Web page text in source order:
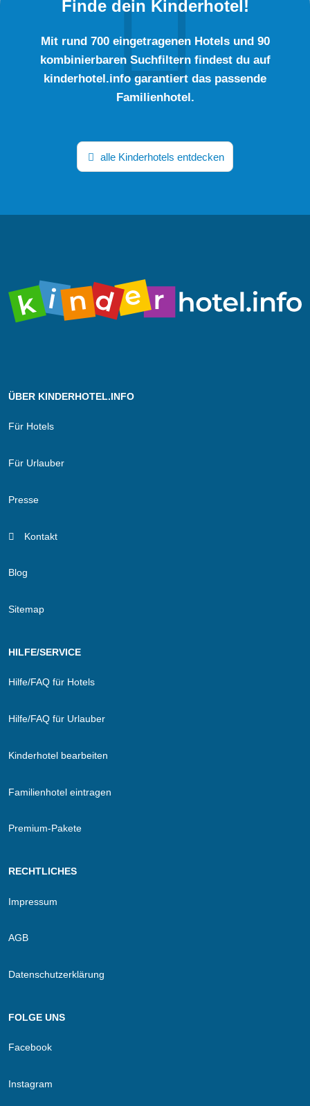
Finde dein Kinderhotel!
Mit rund 700 eingetragenen Hotels und 90
kombinierbaren Suchfiltern findest du auf
kinderhotel.info garantiert das passende
Familienhotel.
alle Kinderhotels entdecken
ÜBER KINDERHOTEL.INFO
Für Hotels
Für Urlauber
Presse
Kontakt
Blog
Sitemap
HILFE/SERVICE
Hilfe/FAQ für Hotels
Hilfe/FAQ für Urlauber
Kinderhotel bearbeiten
Familienhotel eintragen
Premium-Pakete
RECHTLICHES
Impressum
AGB
Datenschutzerklärung
FOLGE UNS
Facebook
Instagram